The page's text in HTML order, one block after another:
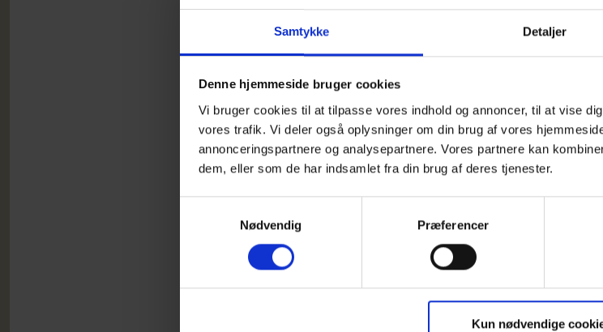
Samtykke Detaljer
Denne hjemmeside bruger cookies
Vi bruger cookies til at tilpasse vores indhold og annoncer, til at vise
vores trafik. Vi deler også oplysninger om din brug af vores
annonceringspartnere og analysepartnere. Vores partnere kan
dem, eller som de har indsamlet fra din brug af deres tjenester.
Nødvendig
Præferencer
Kun nødvendige
oplæg om emnet også en afsøgning af
særlige sted i året: december.
Liselotte
gennem en
selvmordsramte).
hjælp til at bære det
Vi lægger op til et par timers samvær
aftenens tema og hvad vi ellers
Her er det OK at tale om sorgen,
Det der tales om er i fortrolighed mellem